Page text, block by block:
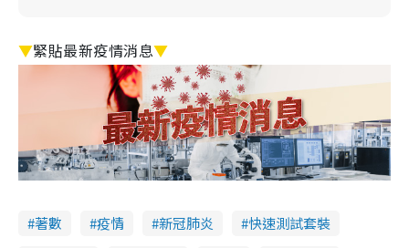
▼緊貼最新疫情消息▼
著數 疫情 新冠肺炎
快速測試套裝